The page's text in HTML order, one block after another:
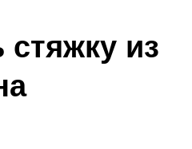
стяжку из